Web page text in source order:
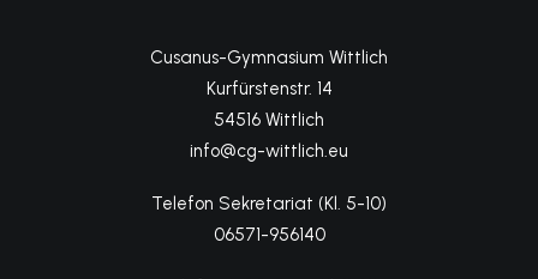
Cusanus-Gymnasium Wittlich
Kurfürstenstr. 14
54516 Wittlich
info@cg-wittlich.eu
Telefon Sekretariat (Kl. 5-10)
06571-956140